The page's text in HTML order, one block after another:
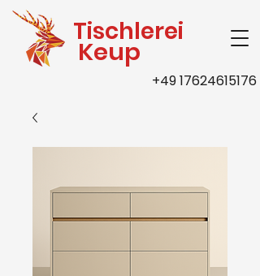
Keup
Tischlerei
+49 17624615176